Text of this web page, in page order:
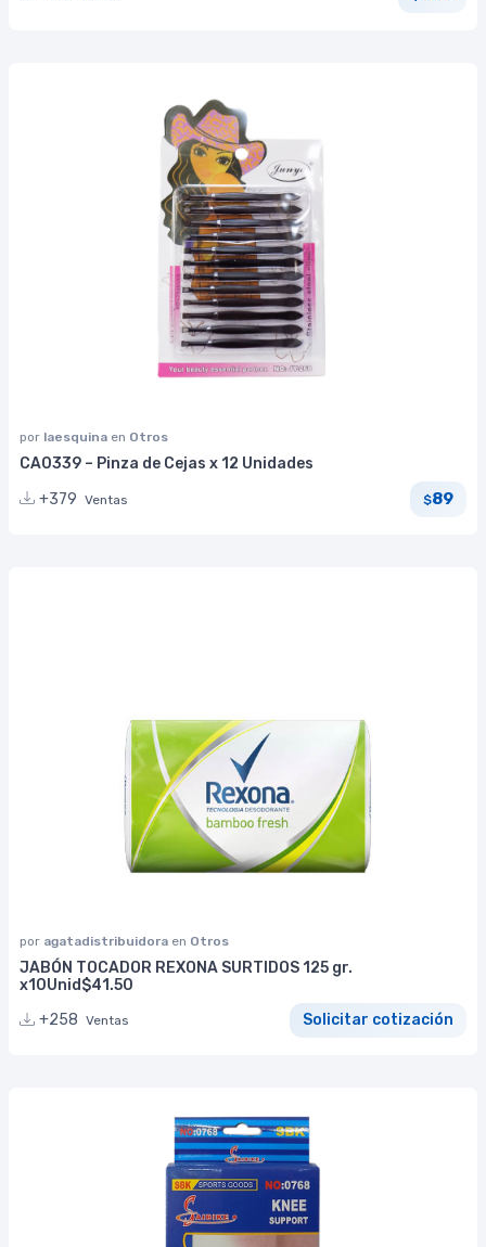
por laesquina en Otros
CA0339 – Pinza de Cejas x 12 Unidades
+379 Ventas $89
por agatadistribuidora en Otros
JABÓN TOCADOR REXONA SURTIDOS 125 gr.
x10Unid$41.50
+258 Ventas Solicitar cotización